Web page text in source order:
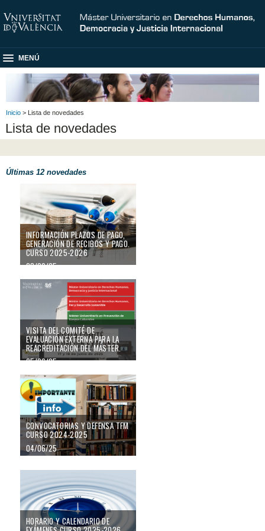
MENÚ
Inicio > Lista de novedades
Lista de novedades
Últimas 12 novedades
Información plazos de pago, generación de recibos y pago. Curso 2025-
INFORMACIÓN PLAZOS DE PAGO,
GENERACIÓN DE RECIBOS Y PAGO.
CURSO 2025-2026
23/09/25
Visita del Comité de Evaluación Externa para la reacreditación del Máster.
VISITA DEL COMITÉ DE
EVALUACIÓN EXTERNA PARA LA
REACREDITACIÓN DEL MÁSTER.
05/06/25
Convocatorias y defensa TFM curso 2024-2025
CONVOCATORIAS Y DEFENSA TFM
CURSO 2024-2025
04/06/25
HORARIO Y CALENDARIO DE EXÁMENES CURSO 2025-2026
HORARIO Y CALENDARIO DE